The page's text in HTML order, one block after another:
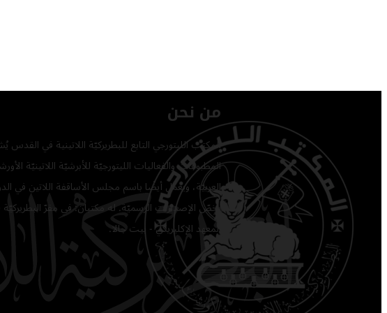
من نحن
المكتب الليتورجي التابع للبطريركيّة اللاتينية في
المطبوعات والفعاليات الليتورجيّة للأبرشيّة اللاتينيّة
العربيّة، ويعمل أيضًا باسم مجلس الأساقفة اللاتين في
يخصّ الإصدارات الرسميّة. له مكتبان: في مقرّ
المعهد الإكليريكي - بيت جالا.